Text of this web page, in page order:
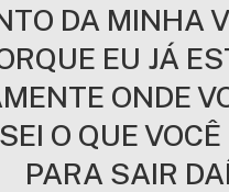
DA MINHA
EU JÁ
ONDE
O QUE
PARA SAIR